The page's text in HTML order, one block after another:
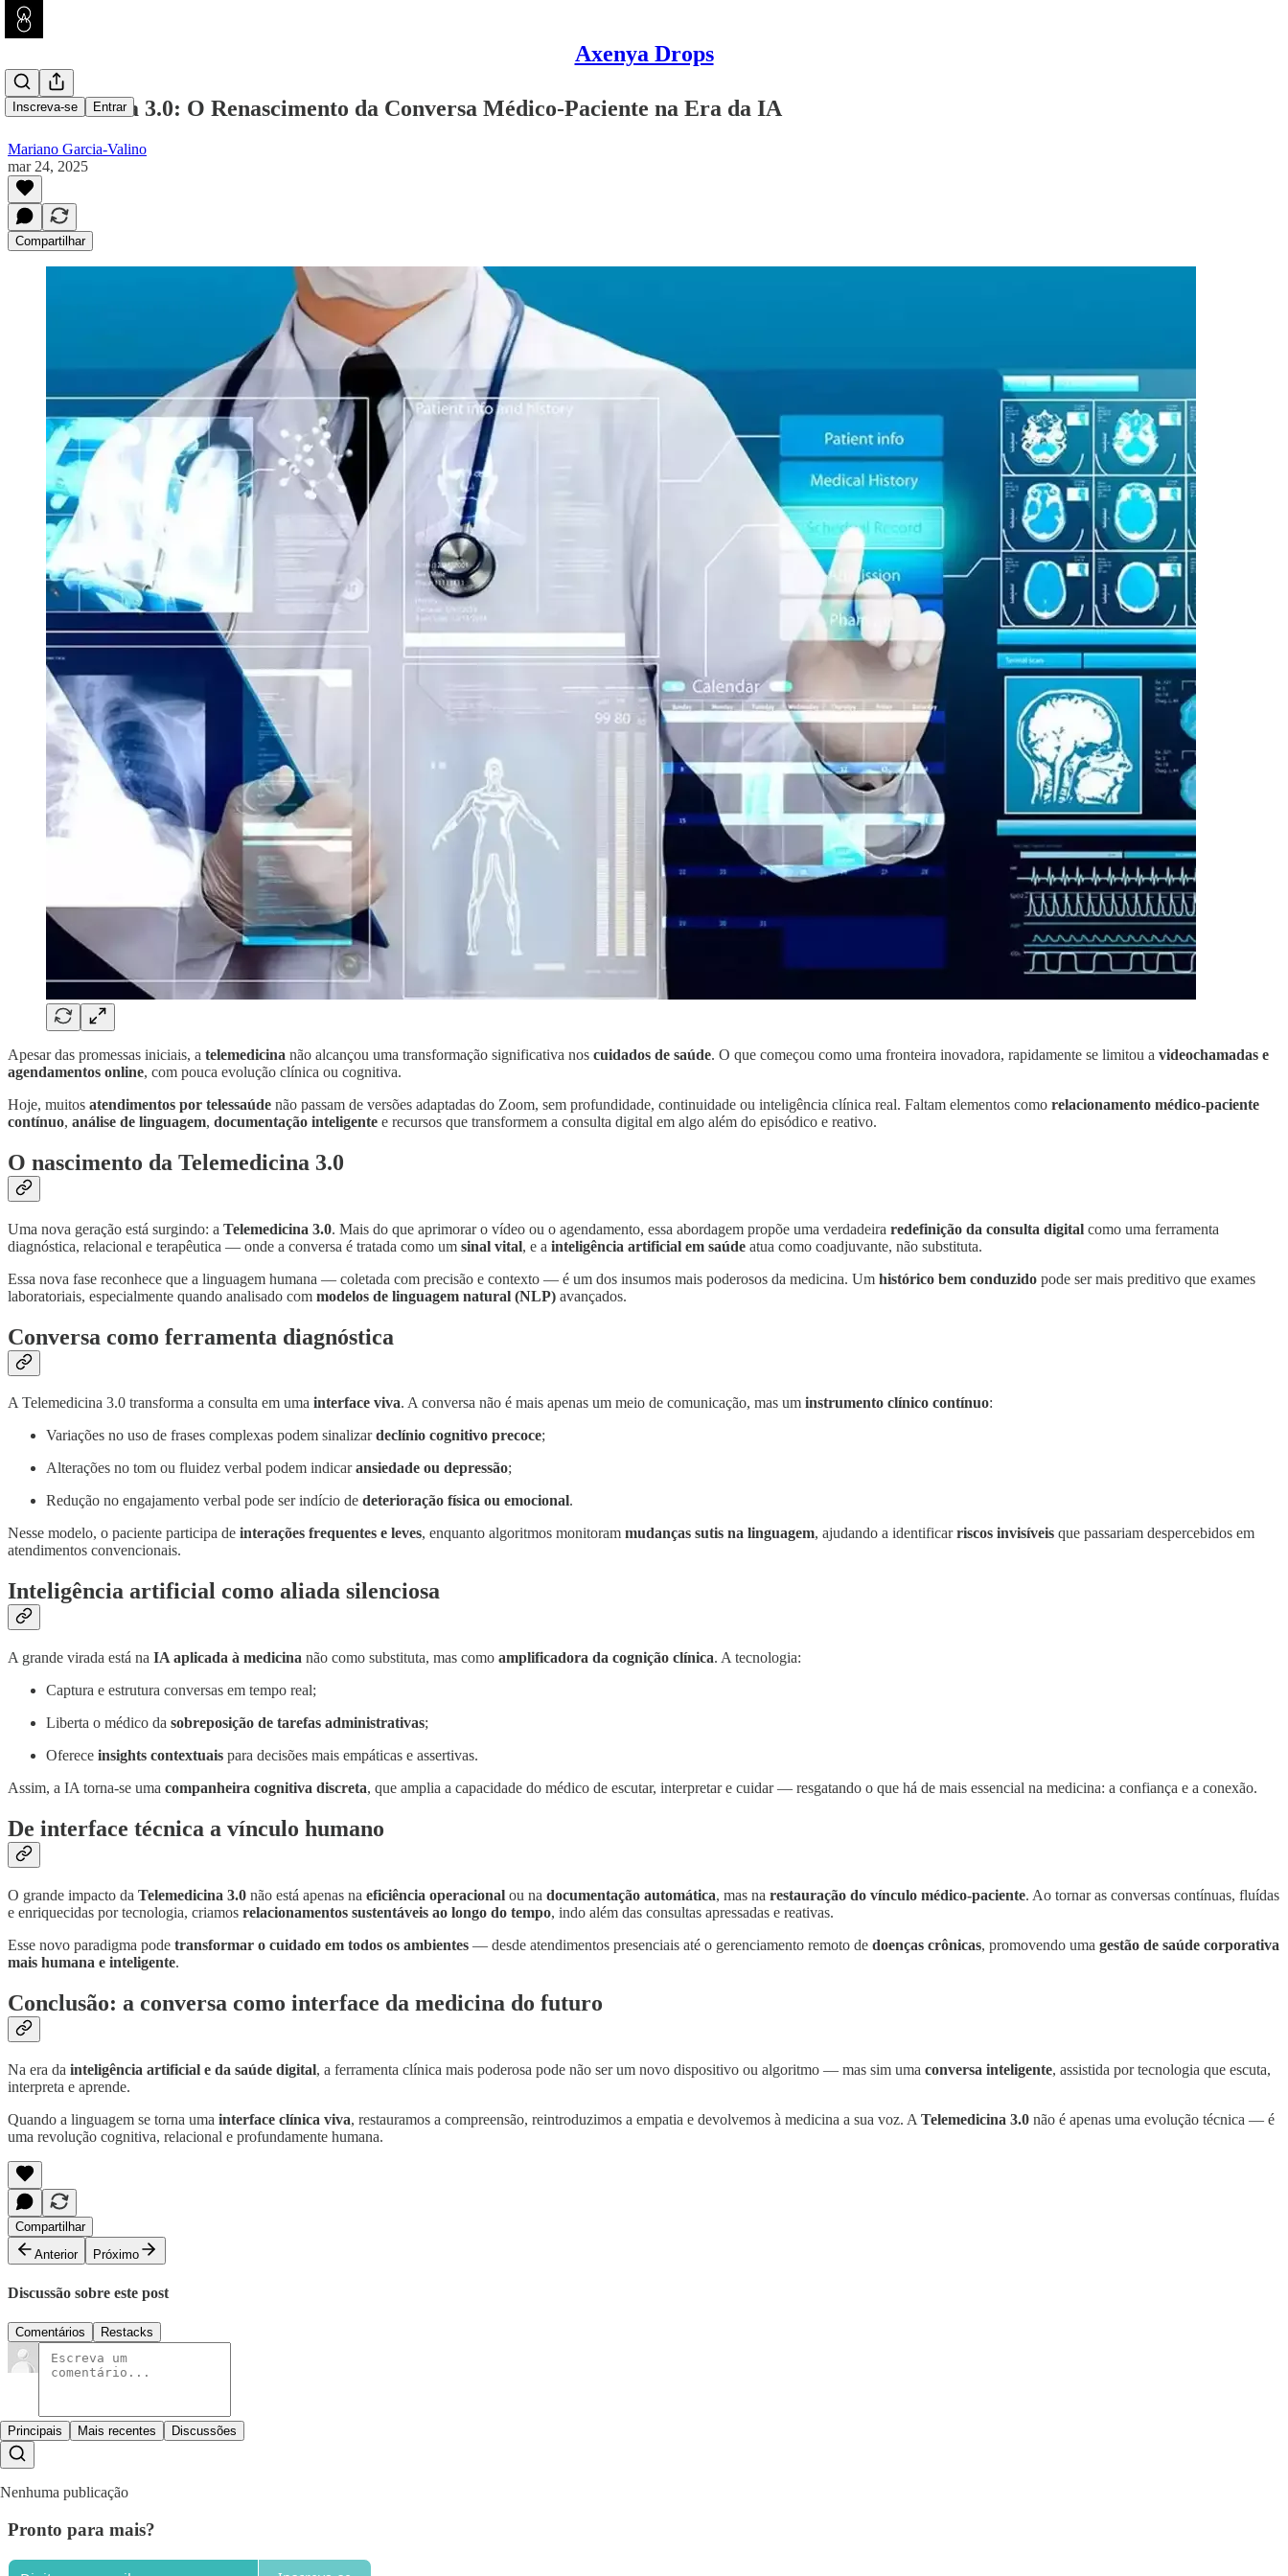
Axenya Drops
Inscreva-se Entrar
Telemedicina 3.0: O Renascimento da Conversa Médico-Paciente na Era da IA
Mariano Garcia-Valino
mar 24, 2025
Compartilhar
Apesar das promessas iniciais, a telemedicina não alcançou uma transformação significativa nos cuidados de saúde. O que começou como uma fronteira inovadora, rapidamente se limitou a videochamadas e
agendamentos online, com pouca evolução clínica ou cognitiva.
Hoje, muitos atendimentos por telessaúde não passam de versões adaptadas do Zoom, sem profundidade, continuidade ou inteligência clínica real. Faltam elementos como relacionamento médico-paciente
contínuo, análise de linguagem, documentação inteligente e recursos que transformem a consulta digital em algo além do episódico e reativo.
O nascimento da Telemedicina 3.0
Uma nova geração está surgindo: a Telemedicina 3.0. Mais do que aprimorar o vídeo ou o agendamento, essa abordagem propõe uma verdadeira redefinição da consulta digital como uma ferramenta
diagnóstica, relacional e terapêutica — onde a conversa é tratada como um sinal vital, e a inteligência artificial em saúde atua como coadjuvante, não substituta.
Essa nova fase reconhece que a linguagem humana — coletada com precisão e contexto — é um dos insumos mais poderosos da medicina. Um histórico bem conduzido pode ser mais preditivo que exames
laboratoriais, especialmente quando analisado com modelos de linguagem natural (NLP) avançados.
Conversa como ferramenta diagnóstica
A Telemedicina 3.0 transforma a consulta em uma interface viva. A conversa não é mais apenas um meio de comunicação, mas um instrumento clínico contínuo:
Variações no uso de frases complexas podem sinalizardeclínio cognitivo precoce;
Alterações no tom ou fluidez verbal podem indicaransiedade ou depressão;
Redução no engajamento verbal pode ser indício de deterioração física ou emocional.
Nesse modelo, o paciente participa de interações frequentes e leves, enquanto algoritmos monitoram mudanças sutis na linguagem, ajudando a identificarriscos invisíveis que passariam despercebidos em
atendimentos convencionais.
Inteligência artificial como aliada silenciosa
A grande virada está na IA aplicada à medicina não como substituta, mas como amplificadora da cognição clínica. A tecnologia:
Captura e estrutura conversas em tempo real;
Liberta o médico da sobreposição de tarefas administrativas;
Oferece insights contextuais para decisões mais empáticas e assertivas.
Assim, a IA torna-se uma companheira cognitiva discreta, que amplia a capacidade do médico de escutar, interpretar e cuidar — resgatando o que há de mais essencial na medicina: a confiança e a conexão.
De interface técnica a vínculo humano
O grande impacto da Telemedicina 3.0 não está apenas na eficiência operacional ou na documentação automática, mas na restauração do vínculo médico-paciente. Ao tornar as conversas contínuas, fluídas
e enriquecidas por tecnologia, criamos relacionamentos sustentáveis ao longo do tempo, indo além das consultas apressadas e reativas.
Esse novo paradigma pode transformar o cuidado em todos os ambientes — desde atendimentos presenciais até o gerenciamento remoto de doenças crônicas, promovendo uma gestão de saúde corporativa
mais humana e inteligente.
Conclusão: a conversa como interface da medicina do futuro
Na era da inteligência artificial e da saúde digital, a ferramenta clínica mais poderosa pode não ser um novo dispositivo ou algoritmo — mas sim uma conversa inteligente, assistida por tecnologia que escuta,
interpreta e aprende.
Quando a linguagem se torna uma interface clínica viva, restauramos a compreensão, reintroduzimos a empatia e devolvemos à medicina a sua voz. A Telemedicina 3.0 não é apenas uma evolução técnica — é
uma revolução cognitiva, relacional e profundamente humana.
Compartilhar
Anterior
Próximo
Discussão sobre este post
Comentários Restacks
Principais Mais recentes Discussões
Nenhuma publicação
Pronto para mais?